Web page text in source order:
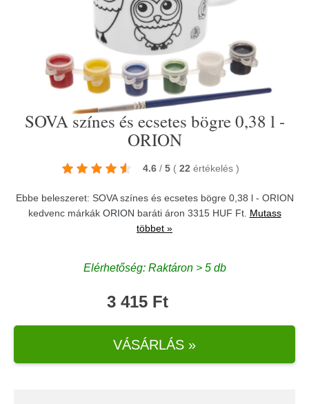
SOVA színes és ecsetes bögre 0,38 l -
ORION
4.6 / 5 ( 22 értékelés )
Ebbe beleszeret: SOVA színes és ecsetes bögre 0,38 l - ORION
kedvenc márkák ORION baráti áron 3315 HUF Ft. Mutass
többet »
Elérhetőség: Raktáron > 5 db
3 415 Ft
VÁSÁRLÁS »